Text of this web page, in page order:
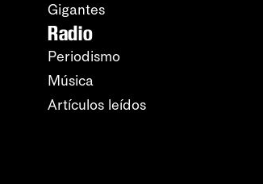
Gigantes
Radio
Periodismo
Música
Artículos leídos